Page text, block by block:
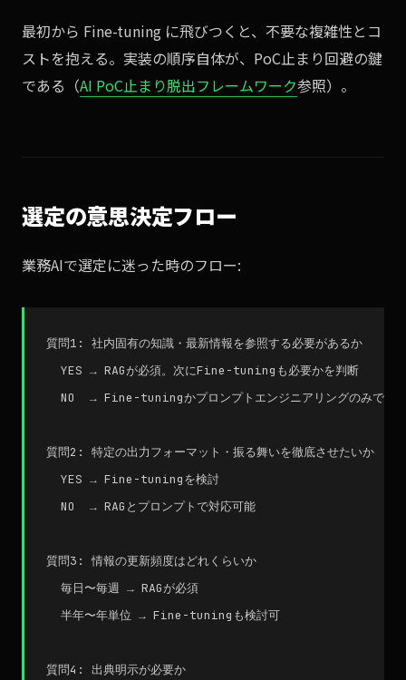
最初から Fine-tuning に飛びつくと、不要な複雑性とコ
ストを抱える。実装の順序自体が、PoC止まり回避の鍵
である（AI PoC止まり脱出フレームワーク参照）。
選定の意思決定フロー
業務AIで選定に迷った時のフロー:
質問1: 社内固有の知識・最新情報を参照する必要があるか
  YES → RAGが必須。次にFine-tuningも必要かを判断
NO  → Fine-tuningかプロンプトエンジニアリングのみで足
質問2: 特定の出力フォーマット・振る舞いを徹底させたいか
  YES → Fine-tuningを検討
  NO  → RAGとプロンプトで対応可能
質問3: 情報の更新頻度はどれくらいか
  毎日〜毎週 → RAGが必須
  半年〜年単位 → Fine-tuningも検討可
質問4: 出典明示が必要か